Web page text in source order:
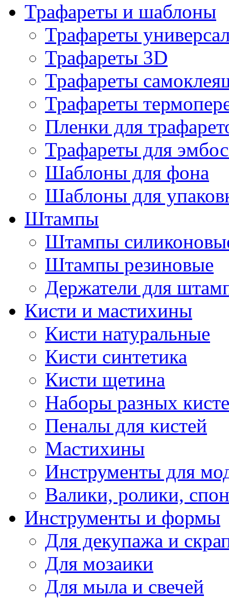
Трафареты и шаблоны
Трафареты
Трафареты 3D
Трафареты
Трафареты
Пленки для
Трафареты для
Шаблоны для фона
Шаблоны для
Штампы
Штампы
Штампы резиновые
Держатели для
Кисти и мастихины
Кисти натуральные
Кисти синтетика
Кисти щетина
Наборы разных
Пеналы для кистей
Мастихины
Инструменты для
Валики, ролики,
Инструменты и формы
Для декупажа и
Для мозаики
Для мыла и свечей